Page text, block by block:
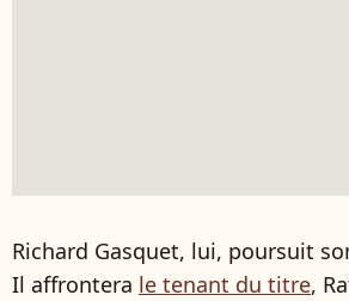
Richard Gasquet, lui, poursuit
Il affrontera le tenant du titre,